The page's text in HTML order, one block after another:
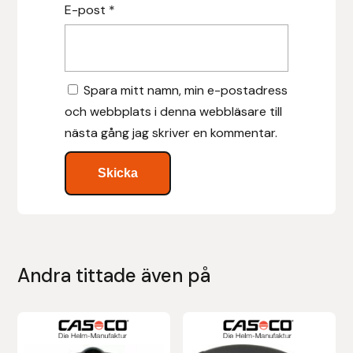
E-post *
Spara mitt namn, min e-postadress
och webbplats i denna webbläsare till
nästa gång jag skriver en kommentar.
Andra tittade även på
här
Mias Ridsport
Muck Boot Company
Mustad